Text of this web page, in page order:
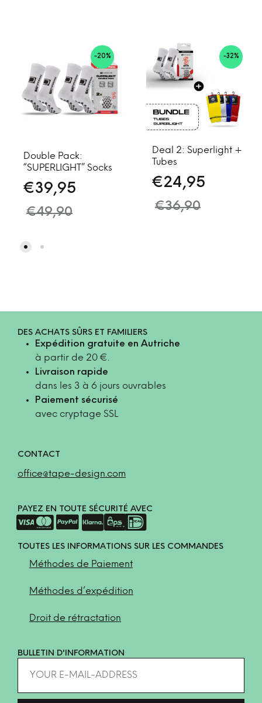
-20%
Double Pack:
“SUPERLIGHT” Socks
€39,95
€49,90
-32%
Deal 2: Superlight +
Tubes
€24,95
€36,90
DES ACHATS SÛRS ET FAMILIERS
Expédition gratuite en Autriche
à partir de 20 €.
Livraison rapide
dans les 3 à 6 jours ouvrables
Paiement sécurisé
avec cryptage SSL
CONTACT
office@tape-design.com
PAYEZ EN TOUTE SÉCURITÉ AVEC
TOUTES LES INFORMATIONS SUR LES COMMANDES
Méthodes de Paiement
Méthodes d’expédition
Droit de rétractation
BULLETIN D'INFORMATION